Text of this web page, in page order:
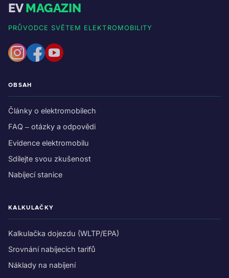
EVMAGAZIN
PRŮVODCE SVĚTEM ELEKTROMOBILITY
OBSAH
Články o elektromobilech
FAQ – otázky a odpovědi
Evidence elektromobilu
Sdílejte svou zkušenost
Nabíjecí stanice
KALKULAČKY
Kalkulačka dojezdu (WLTP/EPA)
Srovnání nabíjecích tarifů
Náklady na nabíjení